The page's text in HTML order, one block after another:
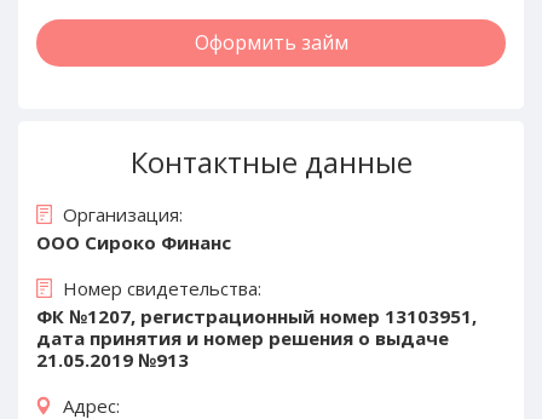
Оформить займ
Контактные данные
Организация:
ООО Сироко Финанс
Номер свидетельства:
ФК №1207, регистрационный номер 13103951,
дата принятия и номер решения о выдаче
21.05.2019 №913
Адрес: